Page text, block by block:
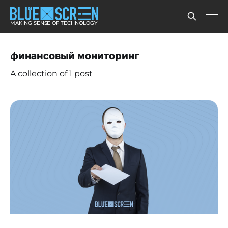
MAKING SENSE OF TECHNOLOGY
финансовый мониторинг
A collection of 1 post